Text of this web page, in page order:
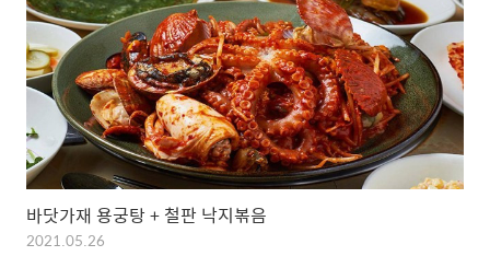
바닷가재 용궁탕 + 철판 낙지볶음
2021.05.26